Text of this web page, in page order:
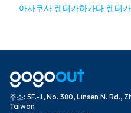
아사쿠사 렌터카하카타 렌터카
주소: 5F.-1, No. 380, Linsen N. Rd.,
Taiwan